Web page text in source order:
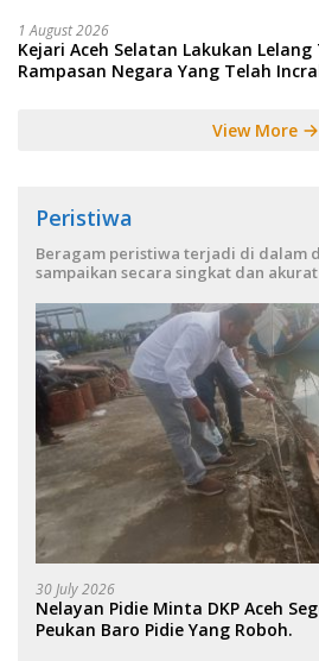
1 August 2026
Kejari Aceh Selatan Lakukan
Rampasan Negara Yang Telah
View More
Peristiwa
Beragam peristiwa terjadi di dalam
sampaikan secara singkat dan akurat
30 July 2026
Nelayan Pidie Minta DKP Aceh
Peukan Baro Pidie Yang Roboh.